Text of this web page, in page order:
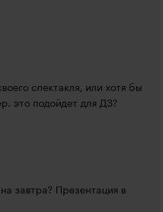
спектакля, или хотя бы
это подойдет для ДЗ?
завтра? Презентация в